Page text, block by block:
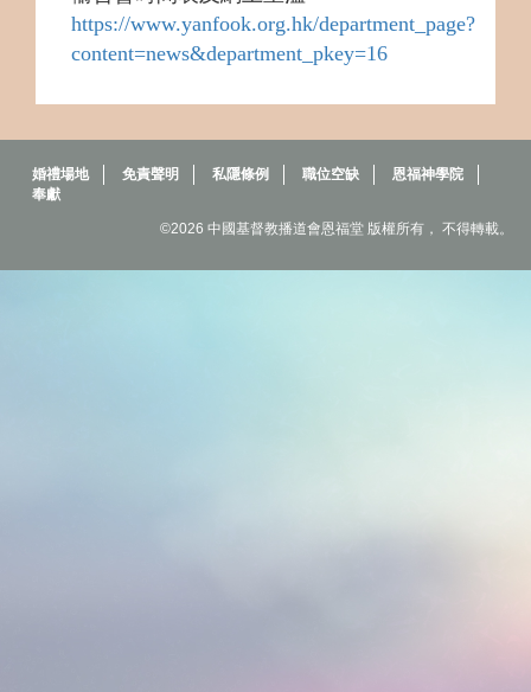
https://www.yanfook.org.hk/department_page?
content=news&department_pkey=16
婚禮場地 免責聲明 私隱條例 職位空缺
恩福神學院
奉獻
©2026 中國基督教播道會恩福堂 版權所有， 不得轉載。